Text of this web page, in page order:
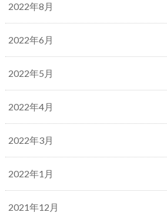
2022年8月
2022年6月
2022年5月
2022年4月
2022年3月
2022年1月
2021年12月